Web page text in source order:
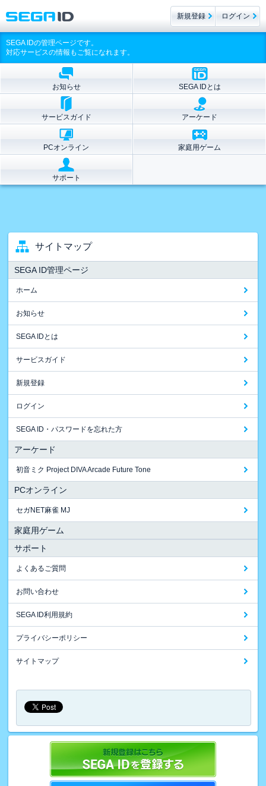
SEGA IDの管理ページです。
対応サービスの情報もご覧になれます。
お知らせ SEGA IDとは
サービスガイド アーケード
PCオンライン 家庭用ゲーム
サポート
サイトマップ
SEGA ID管理ページ
ホーム
お知らせ
SEGA IDとは
サービスガイド
新規登録
ログイン
SEGA ID・パスワードを忘れた方
アーケード
初音ミク Project DIVA Arcade Future Tone
PCオンライン
セガNET麻雀 MJ
家庭用ゲーム
サポート
よくあるご質問
お問い合わせ
SEGA ID利用規約
プライバシーポリシー
サイトマップ
新規登録 ログイン